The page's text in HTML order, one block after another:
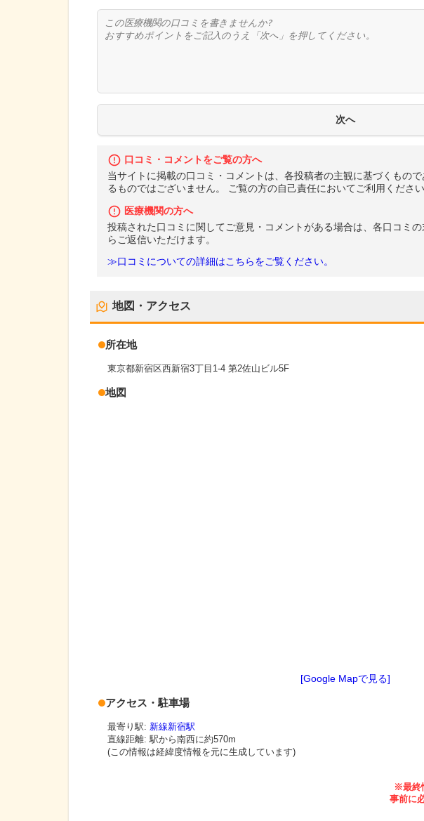
口コミ・コメントをご覧の方へ
当サイトに掲載の口コミ・コメントは、各投稿者の主観に基づくもの
るものではございません。 ご覧の方の自己責任においてご利用ください
医療機関の方へ
投稿された口コミに関してご意見・コメントがある場合は、各口コミ
らご返信いただけます。
≫口コミについての詳細はこちらをご覧ください。
地図・アクセス
所在地
東京都新宿区西新宿3丁目1-4 第2佐山ビル5F
地図
[Google Mapで見る]
アクセス・駐車場
最寄り駅: 新線新宿駅
直線距離: 駅から南西に約570m
(この情報は経緯度情報を元に生成しています)